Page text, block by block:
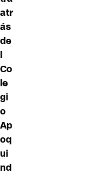
atr
ás
de
l
Co
le
gi
o
Ap
oq
ui
nd